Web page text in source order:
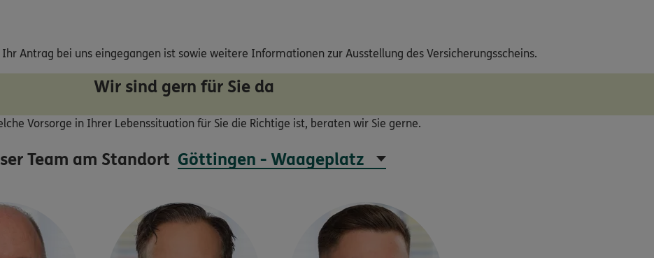
Antrag bei uns eingegangen ist sowie weitere Informationen zur Ausstellung des Versicherungsscheins.
Wir sind gern für Sie da
Vorsorge in Ihrer Lebenssituation für Sie die Richtige ist, beraten wir Sie gerne.
Team am Standort